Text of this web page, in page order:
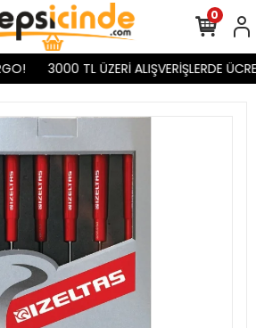
3000 TL ÜZERİ ALIŞVERİŞLERDE
0